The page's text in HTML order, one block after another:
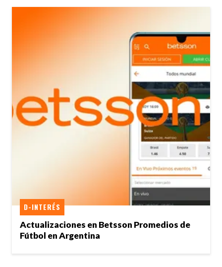
Actualizaciones en Betsson Promedios de
Fútbol en Argentina
D-INTERÉS